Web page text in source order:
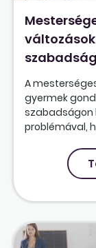
A
gyermek
szabadságon
problémával,